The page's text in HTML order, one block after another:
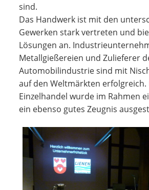
sind.
Das Handwerk ist mit den
Gewerken stark vertreten und
Lösungen an.
Metallgießereien und Zulieferer
Automobilindustrie sind mit
auf den Weltmärkten erfolgreich.
Einzelhandel wurde im Rahmen
ein ebenso gutes Zeugnis